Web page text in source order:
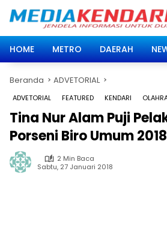
HOME
METRO DAERAH
Beranda ADVETORIAL
ADVETORIAL FEATURED KENDARI
Tina Nur Alam Puji
Porseni Biro Umum 2018
2 Min Baca
Sabtu, 27 Januari 2018